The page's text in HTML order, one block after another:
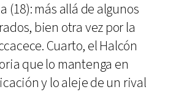
(18): más allá de algunos
bien otra vez por la
Cuarto, el Halcón
que lo mantenga en
y lo aleje de un rival